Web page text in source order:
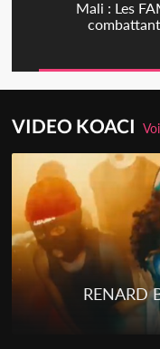
Mali : Les
VIDEO KOACI
RENARD